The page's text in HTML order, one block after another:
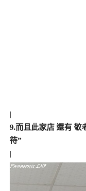
|
9.而且此家店 還有 敬
待”
|